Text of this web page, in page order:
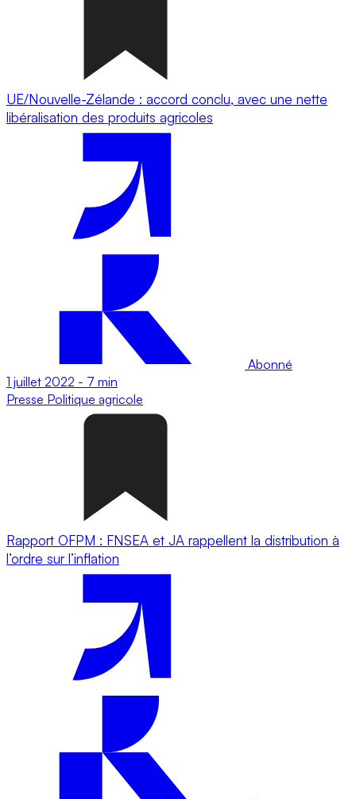
UE/Nouvelle-Zélande : accord conclu, avec une nette
libéralisation des produits agricoles
Abonné
1 juillet 2022 - 7 min
Presse Politique agricole
Rapport OFPM : FNSEA et JA rappellent la distribution à
l’ordre sur l’inflation